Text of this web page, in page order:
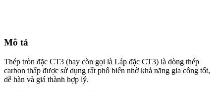
Mô tả
Thép tròn đặc CT3 (hay còn gọi là Láp đặc CT3) là dòng thép
carbon thấp được sử dụng rất phổ biến nhờ khả năng gia công tốt,
dễ hàn và giá thành hợp lý.